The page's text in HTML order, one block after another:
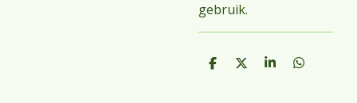
gebruik.
D
D
S
D